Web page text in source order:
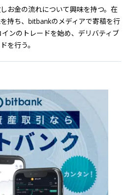
お金の流れについて興味を持つ。在
持ち、bitbankのメディアで寄稿を行
ンのトレードを始め、デリバティブ
を行う。